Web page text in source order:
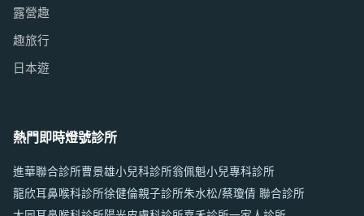
露營趣
趣旅行
日本遊
熱門即時燈號診所
進華聯合診所曹景雄小兒科診所翁佩魁小兒專科診所
龍欣耳鼻喉科診所徐健倫親子診所朱水松/蔡瓊倩 聯合診所